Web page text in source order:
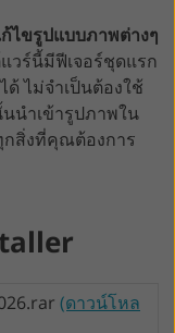
ไขรูปแบบภาพต่างๆ
วร์นี้มีฟีเจอร์ชุดแรก
ไม่จำเป็นต้องใช้
นำเข้ารูปภาพใน
กสิ่งที่คุณต้องการ
(ดาวน์โหล